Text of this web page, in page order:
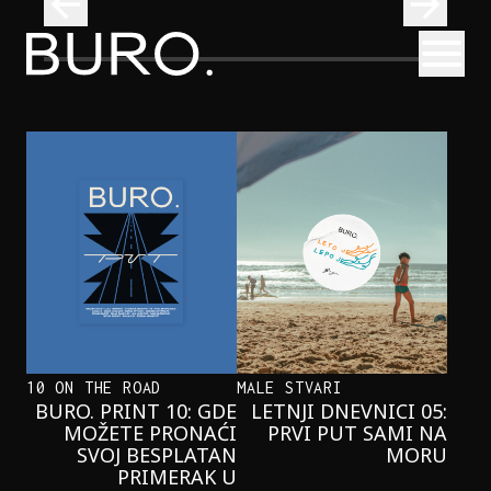
BURO.
ONAJ JEDAN PROIZVOD KOJI
STALNO SELIMO SA POLICE U
TORBE
10 ON THE ROAD
BURO. PRINT 10: GDE
MOŽETE PRONAĆI
SVOJ BESPLATAN
PRIMERAK U
MALE STVARI
LETNJI DNEVNICI 05:
PRVI PUT SAMI NA
MORU